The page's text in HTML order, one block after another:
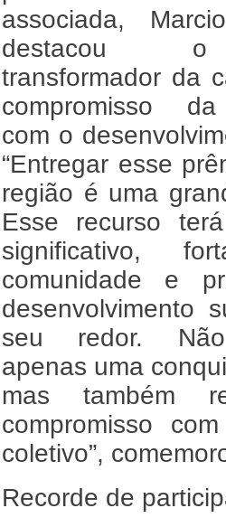
associada,
destacou o
transformador da
compromisso
com o
“Entregar esse
região é uma
Esse recurso
significativo,
comunidade e
desenvolvimento
seu redor.
apenas uma
mas também
compromisso
coletivo”,
Recorde de